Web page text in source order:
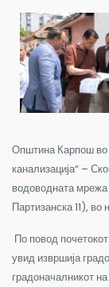
Општина Карпош во
канализација“ –
водоводната
Партизанска 11),
По повод
увид извршија
градоначалникот